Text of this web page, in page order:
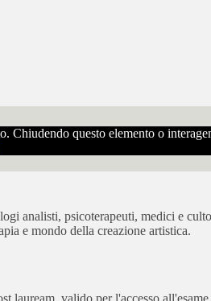
questo elemento o
analisti, psicoterapeuti, medici e
e mondo della creazione artistica.